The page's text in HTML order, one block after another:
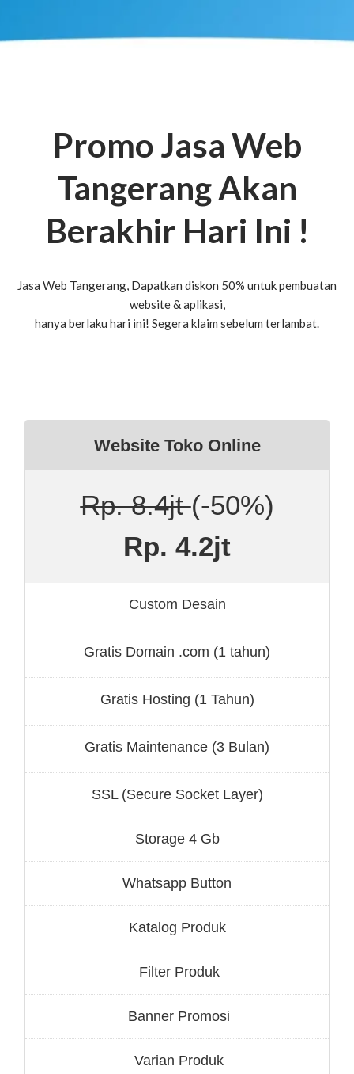
Promo Jasa Web
Tangerang Akan
Berakhir Hari Ini !
Jasa Web Tangerang, Dapatkan diskon 50% untuk pembuatan
website & aplikasi,
hanya berlaku hari ini! Segera klaim sebelum terlambat.
Website Toko Online
Rp. 8.4jt(-50%)
Rp. 4.2jt
Custom Desain
Gratis Domain .com (1 tahun)
Gratis Hosting (1 Tahun)
Gratis Maintenance (3 Bulan)
SSL (Secure Socket Layer)
Storage 4 Gb
Whatsapp Button
Katalog Produk
Filter Produk
Banner Promosi
Varian Produk